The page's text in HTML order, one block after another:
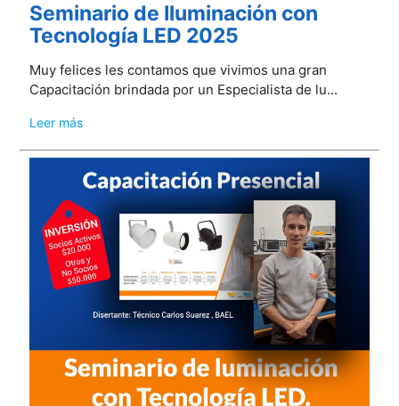
Seminario de Iluminación con
Tecnología LED 2025
Muy felices les contamos que vivimos una gran
Capacitación brindada por un Especialista de lu...
Leer más